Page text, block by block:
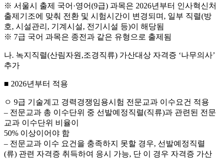
※ 서울시 출제 국어·영어(9급) 과목은 2026년부터 인사혁신처
출제기조에 맞춰 전환 및 시험시간이 변경되며, 일부 직렬(방
호, 시설관리, 기계시설, 전기시설 등)이 해당됨
※ 7급 국어 과목은 종전과 같은 유형으로 출제됨
나. 녹지직렬(산림자원,조경직류) 가산대상 자격증 ‘나무의사’
추가
■ 2026년부터 적용
ㅇ 9급 기술계고 경력경쟁임용시험 전문교과 이수요건 적용
– 전문교과 총 이수단위 중 선발예정직렬(직류)과 관련된 전문
교과 이수단위 비율이
50% 이상이어야 함
– 전문교과 이수 요건을 충족하지 못할 경우, 선발예정직렬
(류) 관련 자격증 취득하여 응시 가능, 단 이 경우 자격증 가산